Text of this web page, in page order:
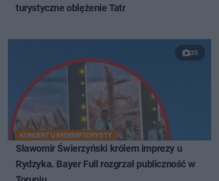
turystyczne oblężenie Tatr
35
KONCERT U REDEMPTORYSTY
Sławomir Świerzyński królem imprezy u
Rydzyka. Bayer Full rozgrzał publiczność w